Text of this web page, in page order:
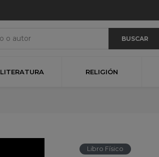
BUSCAR
LITERATURA RELIGIÓN
Libro Físico